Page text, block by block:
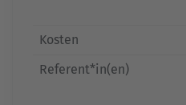
Kosten
Referent*in(en)